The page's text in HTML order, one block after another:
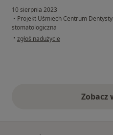
10 sierpnia 2023
• Projekt Uśmiech Centrum
stomatologiczna
• w opinii użytkownika Karolina W.
zgłoś nadużycie
Zobacz